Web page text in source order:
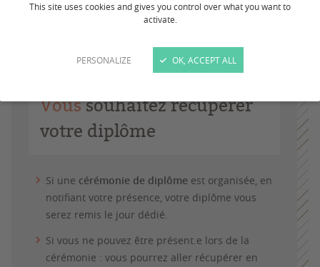
This site uses cookies and gives you control over what you want to
activate.
PERSONALIZE OK, ACCEPT ALL
Voussouhaitez récupérer
votre diplôme
Si une cérémonie de diplôme est organisée, en
notifiant votre présence, votre diplôme vous
serez remis le jour dédié.
Si vous ne pouvez être présent.e lors de la
cérémonie : vous pourrez aller récupérer en